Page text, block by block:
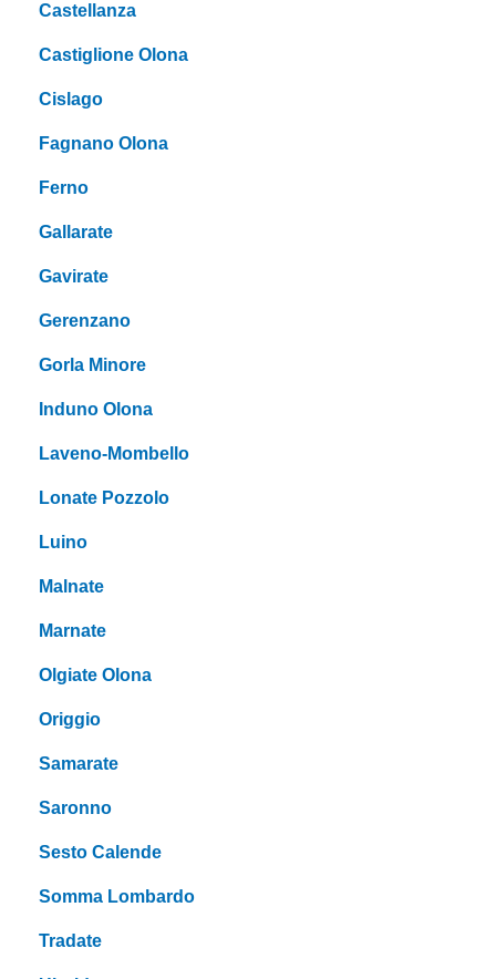
Castellanza
Castiglione Olona
Cislago
Fagnano Olona
Ferno
Gallarate
Gavirate
Gerenzano
Gorla Minore
Induno Olona
Laveno-Mombello
Lonate Pozzolo
Luino
Malnate
Marnate
Olgiate Olona
Origgio
Samarate
Saronno
Sesto Calende
Somma Lombardo
Tradate